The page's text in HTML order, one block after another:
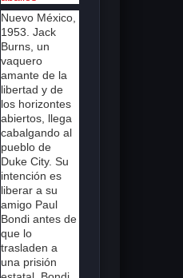
Nuevo México,
1953. Jack
Burns, un
vaquero
amante de la
libertad y de
los horizontes
abiertos, llega
cabalgando al
pueblo de
Duke City. Su
intención es
liberar a su
amigo Paul
Bondi antes de
que lo
trasladen a
una prisión